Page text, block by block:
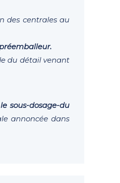
des centrales au
du détail venant
sous-dosage-du
annoncée dans